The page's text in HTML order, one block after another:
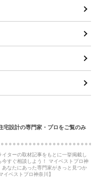
宅設計の専門家・プロをご覧のみ
ターの取材記事をもとに一挙掲載し
すぐ相談しよう！ マイベストプロ神
なたにあった専門家がきっと見つか
ベストプロ神奈川】